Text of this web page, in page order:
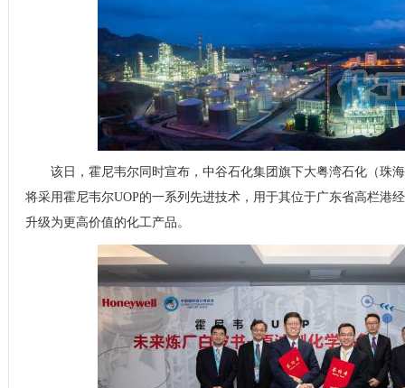
该日，霍尼韦尔同时宣布，中谷石化集团旗下大粤湾石化（珠
将采用霍尼韦尔UOP的一系列先进技术，用于其位于广东省高栏港
升级为更高价值的化工产品。